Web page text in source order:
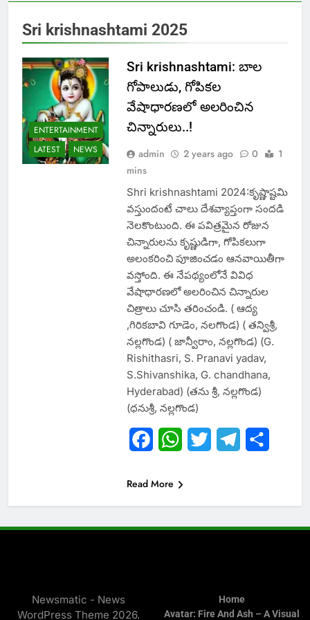
Sri krishnashtami 2025
ENTERTAINMENT
LATEST
NEWS
Sri krishnashtami: బాల
గోపాలుడు, గోపికల
వేషాధారణలో అలరించిన
చిన్నారులు..!
admin 2 years ago 0
1
mins
Shri krishnashtami 2024:కృష్ణాష్టమి
వస్తుందంటే చాలు దేశవ్యాప్తంగా సందడి
నెలకొంటుంది. ఈ పవిత్రమైన రోజున
చిన్నారులను కృష్ణుడిగా, గోపికలుగా
అలంకరించి పూజించడం ఆనవాయితీగా
వస్తోంది. ఈ నేపథ్యంలోనే వివిధ
వేషాధారణలో అలరించిన చిన్నారుల
చిత్రాలు చూసి తరించండి. ( ఆద్య
,గిరికబావి గూడెం, నలగొండ) ( తన్విశ్రీ,
నల్లగొండ) ( జాన్వీరాం, నల్లగొండ) (G.
Rishithasri, S. Pranavi yadav,
S.Shivanshika, G. chandhana,
Hyderabad) (తను శ్రీ, నల్లగొండ)
(ధనుశ్రీ, నల్లగొండ)
FacebookWhatsApp
Twitter Telegram
Read More
Newsmatic - News
WordPress Theme 2026.
Home
Avatar: Fire And Ash – A Visual